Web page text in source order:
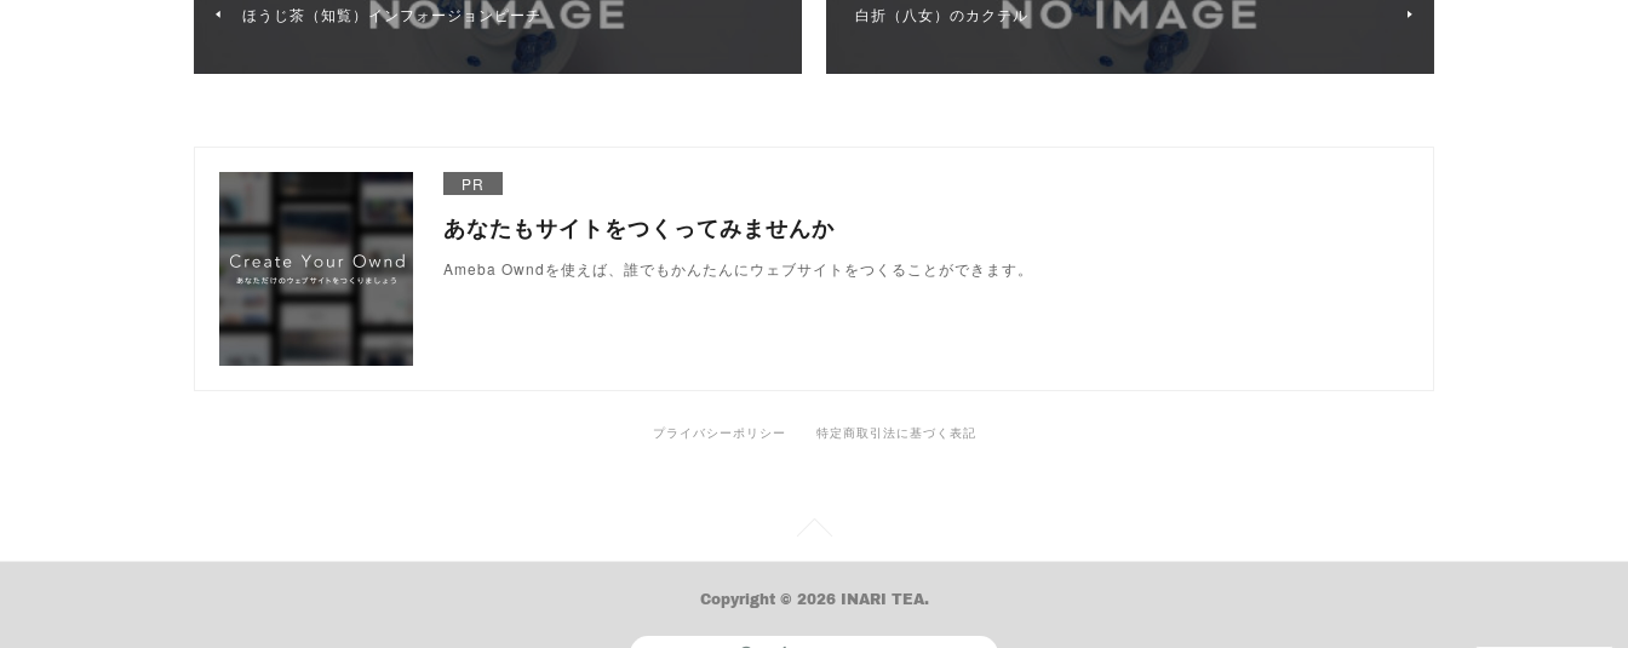
ほうじ茶（知覧）インフォージョンピーチ 白折（八女）のカクテル
PR
あなたもサイトをつくってみませんか
Ameba Owndを使えば、誰でもかんたんにウェブサイトをつくることができます。
プライバシーポリシー 特定商取引法に基づく表記
Copyright © 2026 INARI TEA.